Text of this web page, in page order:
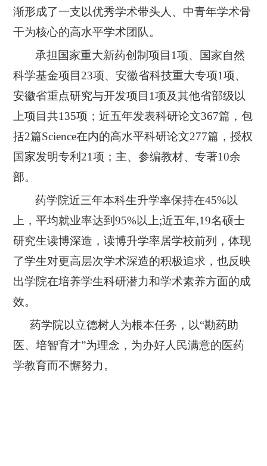
渐形成了一支以优秀学术带头人、中青年学术骨
干为核心的高水平学术团队。
承担国家重大新药创制项目 1项、国家自然
科学基金项目 23项、安徽省科技重大专项1项、
安徽省重点研究与开发项目 1项及其他省部级以
上项目共135项；近五年发表科研论文367篇，包
括2篇Science在内的高水平科研论文277篇，授权
国家发明专利21项；主、参编教材、专著10余
部。
药学院近三年本科生升学率保持在45%以
上，平均就业率达到95%以上;近五年,19名硕士
研究生读博深造，读博升学率居学校前列，体现
了学生对更高层次学术深造的积极追求，也反映
出学院在培养学生科研潜力和学术素养方面的成
效。
药学院以立德树人为根本任务，以“勘药助
医、培智育才”为理念，为办好人民满意的医药
学教育而不懈努力。